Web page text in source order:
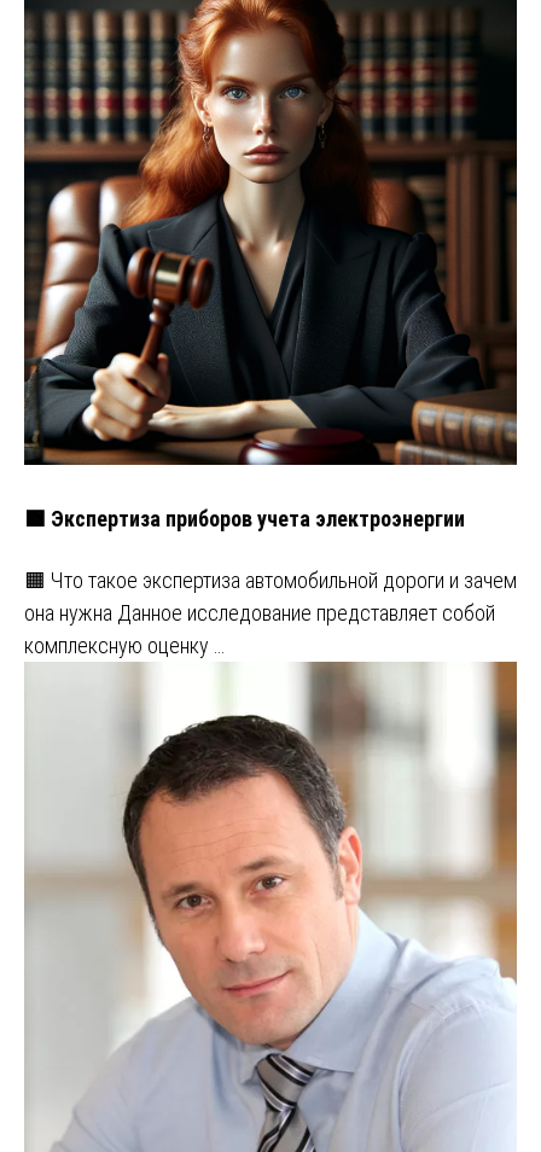
🟩 Экспертиза приборов учета электроэнергии
🟧 Что такое экспертиза автомобильной дороги и зачем
она нужна Данное исследование представляет собой
комплексную оценку …